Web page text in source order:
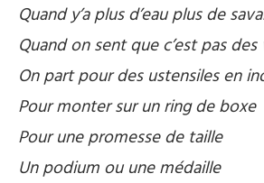
Quand y’a plus d’eau plus de
Quand on sent que c’est pas des
On part pour des ustensiles en
Pour monter sur un ring de boxe
Pour une promesse de taille
Un podium ou une médaille